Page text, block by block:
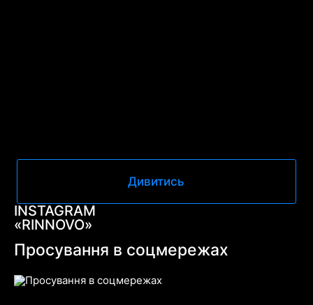
Дивитись
INSTAGRAM
«RINNOVO»
Просування в соцмережах